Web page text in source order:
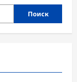
Поиск